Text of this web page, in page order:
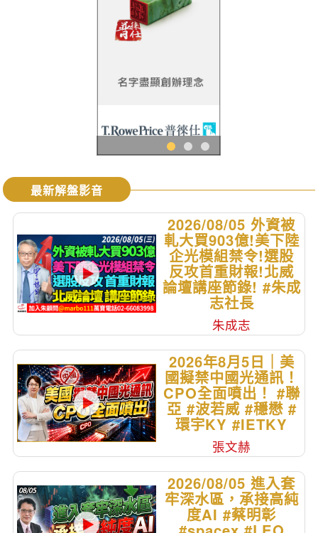
最新解盤影音
2026/08/05 外資被
軋大買903億!美下陸
企光模組禁令!選股
反攻首重財報!北威
論壇講座節錄! #朱成
志社長
朱成志
2026年8月5日｜美
國擬禁中國光通訊！
CPO全面噴出！ #聯
亞 #波若威 #穩懋 #
環宇KY #IETKY
張文赫
2026/08/05 進入套
牢深水區，承接高純
度AI #蔡明彰